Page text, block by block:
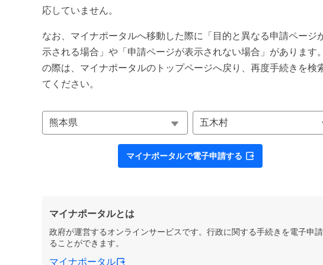
応していません。
なお、マイナポータルへ移動した際に「目的と異なる申請ページ
示される場合」や「申請ページが表示されない場合」があります
の際は、マイナポータルのトップページへ戻り、再度手続きを検
てください。
マイナポータルで電子申請する
マイナポータルとは
政府が運営するオンラインサービスです。行政に関する手続きを電子申
ることができます。
マイナポータル